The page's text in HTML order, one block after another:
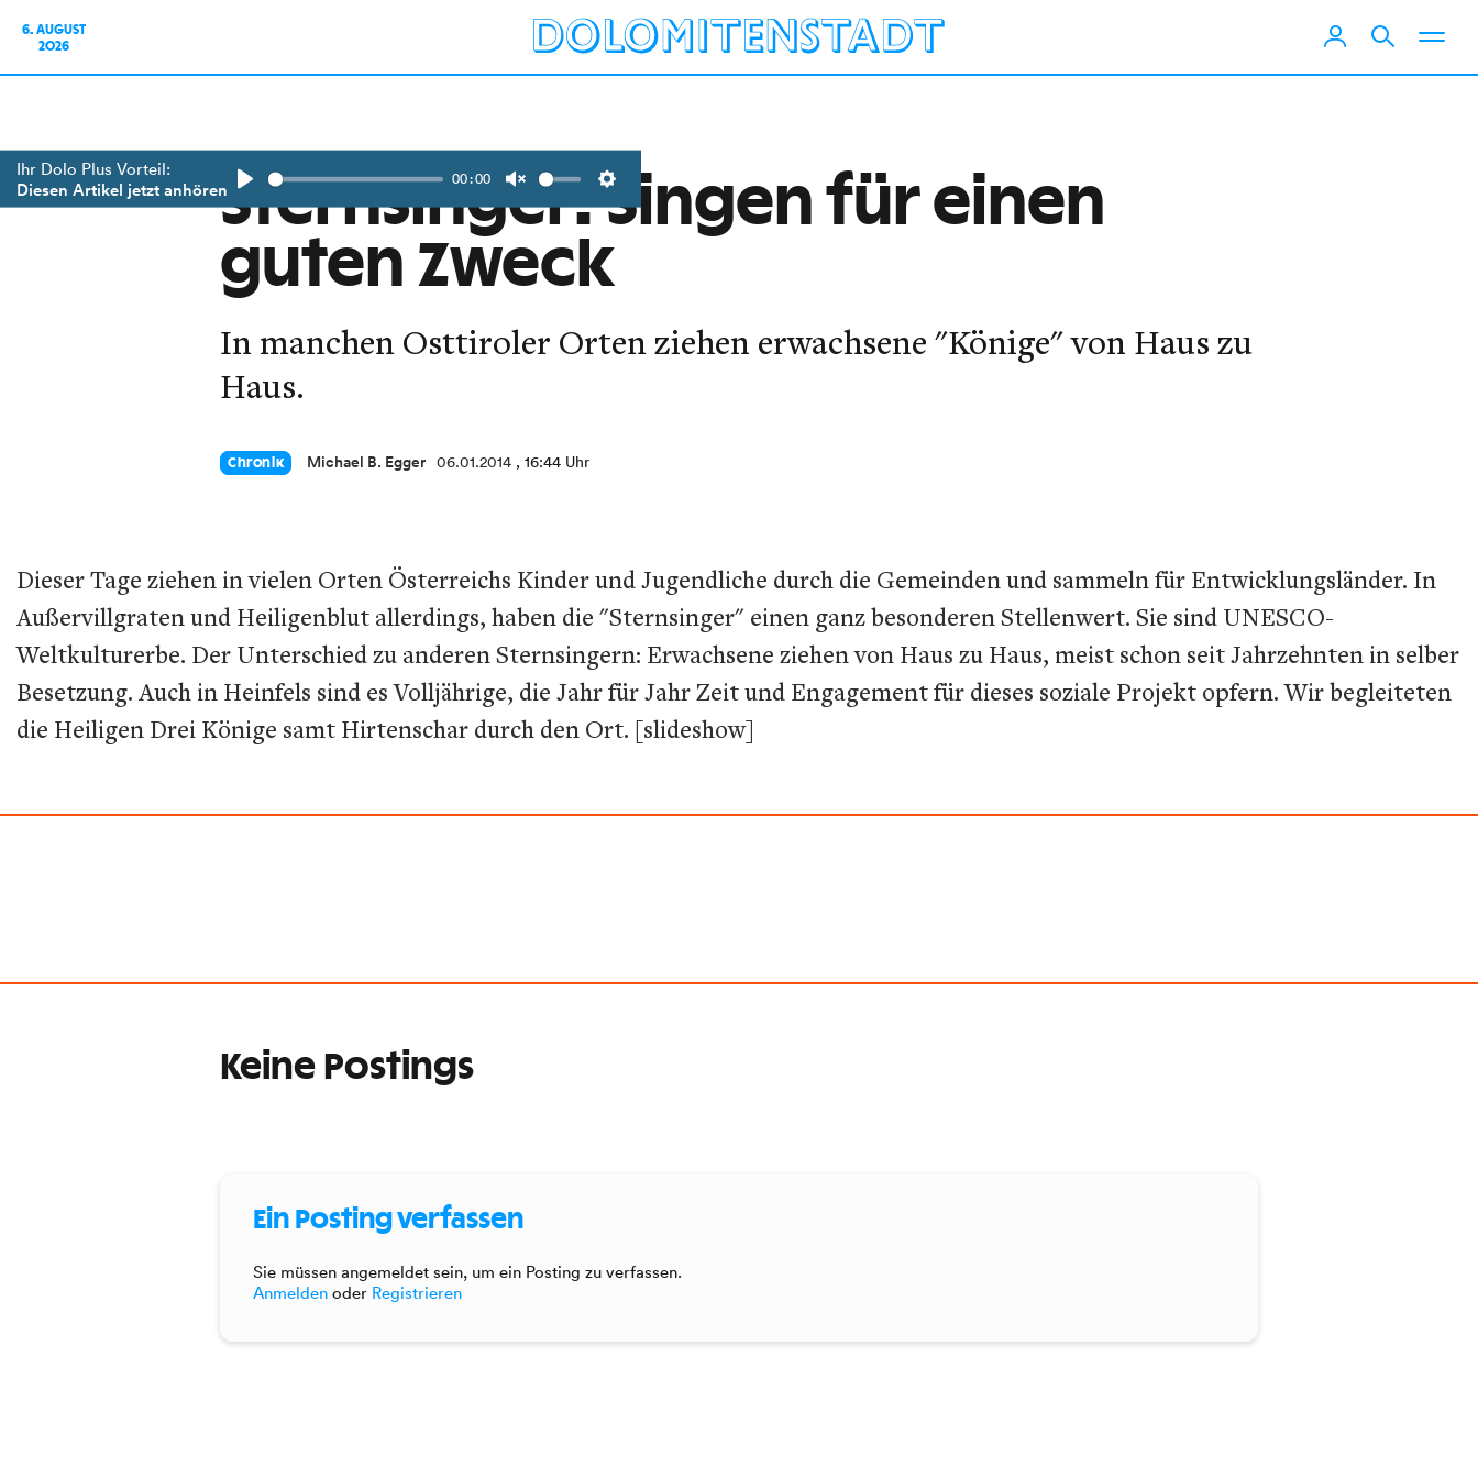
6. AUGUST
2026
Ihr Dolo Plus Vorteil:
Diesen Artikel jetzt anhören
Play
00:00
Unmute Settings
Sternsinger: Singen für einen
guten Zweck
In manchen Osttiroler Orten ziehen erwachsene "Könige" von Haus zu
Haus.
Chronik Michael B. Egger 06.01.2014 , 16:44 Uhr
Dieser Tage ziehen in vielen Orten Österreichs Kinder und Jugendliche durch die Gemeinden und sammeln für Entwicklungsländer. In
Außervillgraten und Heiligenblut allerdings, haben die "Sternsinger" einen ganz besonderen Stellenwert. Sie sind UNESCO-
Weltkulturerbe. Der Unterschied zu anderen Sternsingern: Erwachsene ziehen von Haus zu Haus, meist schon seit Jahrzehnten in selber
Besetzung. Auch in Heinfels sind es Volljährige, die Jahr für Jahr Zeit und Engagement für dieses soziale Projekt opfern. Wir begleiteten
die Heiligen Drei Könige samt Hirtenschar durch den Ort. [slideshow]
Keine Postings
Ein Posting verfassen
Sie müssen angemeldet sein, um ein Posting zu verfassen.
Anmelden oder Registrieren